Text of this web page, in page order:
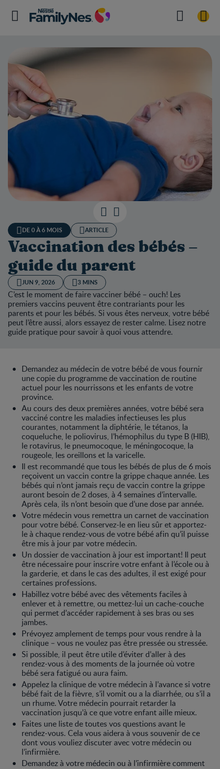
DE 0 À 6 MOIS ARTICLE
Vaccination des bébés –
guide du parent
JUN 9, 2026 3 MINS
C’est le moment de faire vacciner bébé – ouch! Les
premiers vaccins peuvent être contrariants pour les
parents et pour les bébés. Si vous êtes nerveux, votre bébé
peut l’être aussi, alors essayez de rester calme. Lisez notre
guide pratique pour savoir à quoi vous attendre.
Demandez au médecin de votre bébé de vous fournir
une copie du programme de vaccination de routine
actuel pour les nourrissons et les enfants de votre
province.
Au cours des deux premières années, votre bébé sera
vacciné contre les maladies infectieuses les plus
courantes, notamment la diphtérie, le tétanos, la
coqueluche, le poliovirus, l’hémophilus du type B (HIB),
le rotavirus, le pneumocoque, le méningocoque, la
rougeole, les oreillons et la varicelle.
Il est recommandé que tous les bébés de plus de 6 mois
reçoivent un vaccin contre la grippe chaque année. Les
bébés qui n’ont jamais reçu de vaccin contre la grippe
auront besoin de 2 doses, à 4 semaines d’intervalle.
Après cela, ils n’ont besoin que d’une dose par année.
Votre médecin vous remettra un carnet de vaccination
pour votre bébé. Conservez-le en lieu sûr et apportez-
le à chaque rendez-vous de votre bébé afin qu’il puisse
être mis à jour par votre médecin.
Un dossier de vaccination à jour est important! Il peut
être nécessaire pour inscrire votre enfant à l’école ou à
la garderie, et dans le cas des adultes, il est exigé pour
certaines professions.
Habillez votre bébé avec des vêtements faciles à
enlever et à remettre, ou mettez-lui un cache-couche
qui permet d’accéder rapidement à ses bras ou ses
jambes.
Prévoyez amplement de temps pour vous rendre à la
clinique – vous ne voulez pas être pressée ou stressée.
Si possible, il peut être utile d’éviter d’aller à des
rendez-vous à des moments de la journée où votre
bébé sera fatigué ou aura faim.
Appelez la clinique de votre médecin à l’avance si votre
bébé fait de la fièvre, s’il vomit ou a la diarrhée, ou s’il a
un rhume. Votre médecin pourrait retarder la
vaccination jusqu’à ce que votre enfant aille mieux.
Faites une liste de toutes vos questions avant le
rendez-vous. Cela vous aidera à vous souvenir de ce
dont vous vouliez discuter avec votre médecin ou
l’infirmière.
Demandez à votre médecin ou à l’infirmière comment